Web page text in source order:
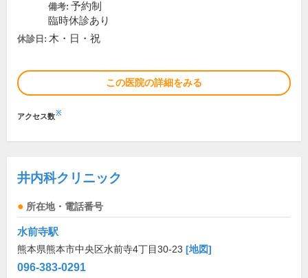
備考: 予約制
臨時休診あり
休診日: 木・日・祝
この医院の詳細をみる
アクセス数※
井内科クリニック
所在地・電話番号
水前寺駅
熊本県熊本市中央区水前寺4丁目30-23 [地図]
096-383-0291